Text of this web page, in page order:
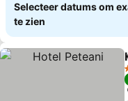
Selecteer datums om
te zien